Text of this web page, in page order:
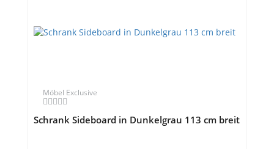
Möbel Exclusive
Schrank Sideboard in Dunkelgrau 113 cm breit